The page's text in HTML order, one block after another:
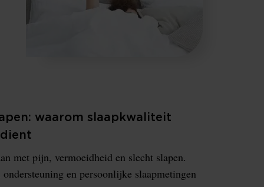
waarom slaapkwaliteit
met pijn, vermoeidheid en slecht slapen.
en persoonlijke slaapmetingen